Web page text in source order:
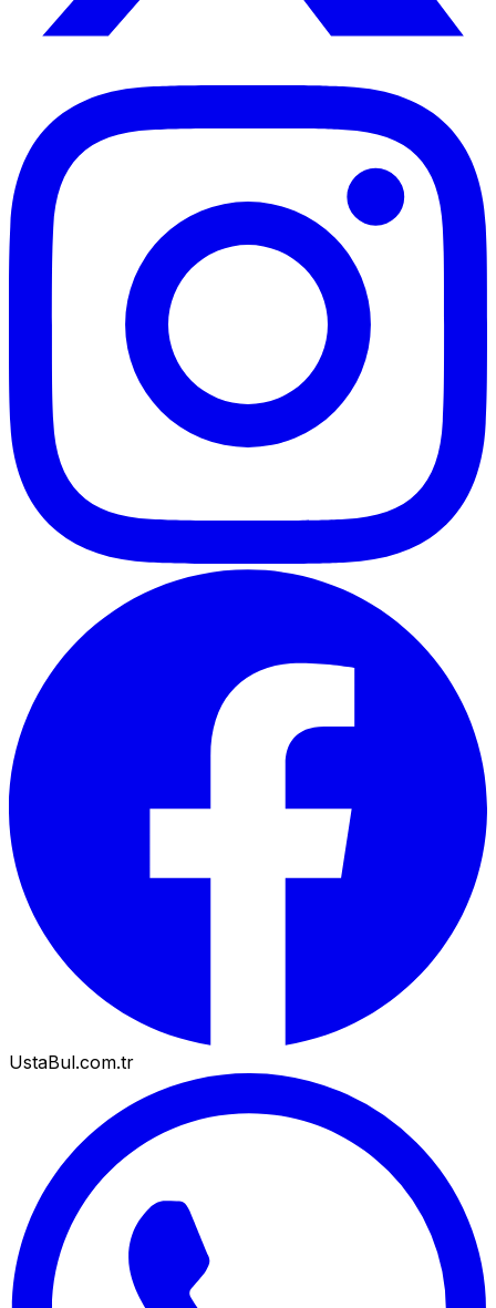
UstaBul.com.tr